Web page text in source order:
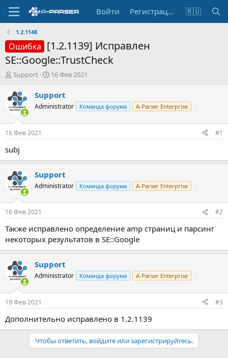
Войти Регистрация 🇷🇺
1.2.1148
Ошибка [1.2.1139] Исправлен
SE::Google::TrustCheck
А
т
о
р
т
е
м
ы
Support
Д
т
а
н
а
16 Фев 2021
Support
Administrator Команда форума A-Parser Enterprise
16 Фев 2021 #1
subj
Support
Administrator Команда форума A-Parser Enterprise
16 Фев 2021 #2
Также исправлено определение amp страниц и парсинг
некоторых результатов в SE::Google
Support
Administrator Команда форума A-Parser Enterprise
19 Фев 2021 #3
Дополнительно исправлено в 1.2.1139
Чтобы ответить, войдите или зарегистрируйтесь.